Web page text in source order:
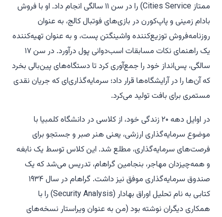
ممتاز Cities Service) را در سن ۱۱ سالگی انجام داد. او با فروش
بادام زمینی و پاپ‌کورن در بازی‌های فوتبال کالج، به عنوان
روزنامه‌فروش توزیع‌کننده واشینگتن پست، و به عنوان تهیه‌کننده
یک راهنمای نکات مسابقات اسب‌دوانی پول درآورد. در سن ۱۷
سالگی، پس‌انداز خود را جمع‌آوری کرد تا دستگاه‌های پین‌بالی بخرد
که آن‌ها را در آرایشگاه‌ها قرار داد؛ سرمایه‌گذاری‌ای که جریان نقدی
مستمری برای بافت تولید می‌کرد.
در اوایل دهه ۲۰ زندگی خود، از کلاسی در دانشگاه کلمبیا با
موضوع سرمایه‌گذاری ارزشی، یعنی هنر صبر و جستجو برای
فرصت‌های سرمایه‌گذاری، مطلع شد. این کلاس توسط یک نابغه
و همه‌چیزدان مهاجر، بنجامین گراهام، تدریس می‌شد که یک
صندوق سرمایه‌گذاری موفق نیز داشت. گراهام در سال ۱۹۳۴
کتابی به نام تحلیل اوراق بهادار (Security Analysis) را با
همکاری دیگران نوشته بود (من به عنوان ویراستار نسخه‌های